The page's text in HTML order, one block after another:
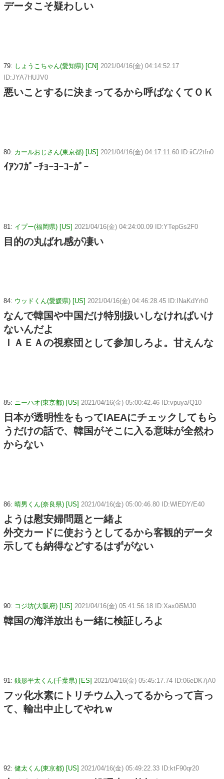
データこそ疑わしい
79: しょうこちゃん(愛知県) [CN] 2021/04/16(金) 04:14:52.17
ID:JYA7HUJV0
悪いことするに決まってるから呼ばなくてＯＫ
80: カールおじさん(東京都) [US] 2021/04/16(金) 04:17:11.60 ID:iiC/2tfn0
ｲｱﾝﾌｶﾞｰﾁｮｰﾖｰｺｰｶﾞｰ
81: イプー(福岡県) [US] 2021/04/16(金) 04:24:00.09 ID:YTepGs2F0
目的の丸ばれ感が凄い
84: ウッドくん(愛媛県) [US] 2021/04/16(金) 04:46:28.45 ID:INaKdYrh0
なんで韓国や中国だけ特別扱いしなければいけ
ないんだよ
ＩＡＥＡの視察団として参加しろよ。甘えんな
85: ニーハオ(東京都) [US] 2021/04/16(金) 05:00:42.46 ID:vpuya/Q10
日本が透明性をもってIAEAにチェックしてもら
うだけの話で、韓国がそこに入る意味が全然わ
からない
86: 晴男くん(奈良県) [US] 2021/04/16(金) 05:00:46.80 ID:WlEDY/E40
ようは慰安婦問題と一緒よ
外交カードに使おうとしてるから客観的データ
示しても納得などするはずがない
90: コジ坊(大阪府) [US] 2021/04/16(金) 05:41:56.18 ID:Xax0i5MJ0
韓国の海洋放出も一緒に検証しろよ
91: 銭形平太くん(千葉県) [ES] 2021/04/16(金) 05:45:17.74 ID:06eDK7jA0
フッ化水素にトリチウム入ってるからって言っ
て、輸出中止してやれｗ
92: 健太くん(東京都) [US] 2021/04/16(金) 05:49:22.33 ID:ktF90qr20